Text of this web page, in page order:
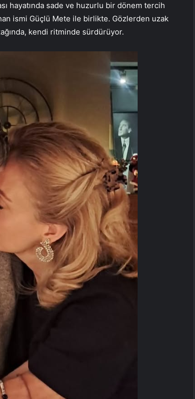
hayatında sade ve huzurlu bir dönem tercih
ismi Güçlü Mete ile birlikte. Gözlerden uzak
kendi ritminde sürdürüyor.